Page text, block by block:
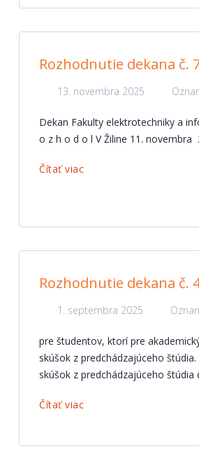
Rozhodnutie dekana č.
13. novembra 2025
Dekan Fakulty elektrotechniky a
o z h o d o l V Žiline 11. novembra
Čítať viac
Rozhodnutie dekana č.
1. septembra 2025
pre študentov, ktorí pre
skúšok z predchádzajúceho
skúšok z predchádzajúceho štúdia
Čítať viac